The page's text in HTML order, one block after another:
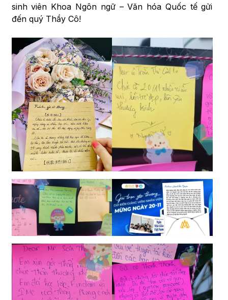
sinh viên Khoa Ngôn ngữ – Văn hóa Quốc tế gửi
đến quý Thầy Cô!